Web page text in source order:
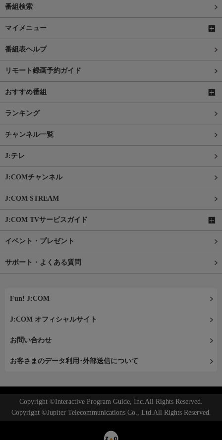
番組検索
マイメニュー
番組表ヘルプ
リモート録画予約ガイド
おすすめ番組
ランキング
チャンネル一覧
J:テレ
J:COMチャンネル
J:COM STREAM
J:COM TVサービスガイド
イベント・プレゼント
サポート・よくある質問
Fun! J:COM
J:COM オフィシャルサイト
お問い合わせ
お客さまのデータ利用･外部送信について
Copyright ©Interactive Program Guide, Inc.All Rights Reserved.
Copyright ©Jupiter Telecommunications Co., Ltd.All Rights Reserved.